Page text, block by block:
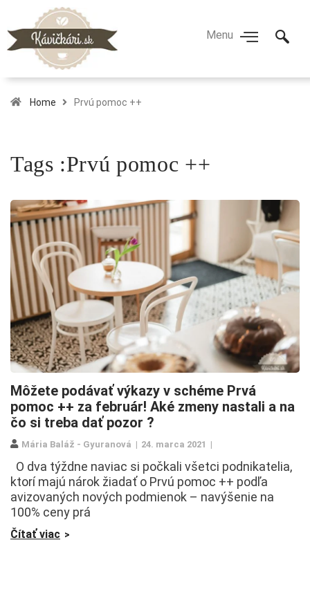
Home Prvú pomoc ++
Tags :Prvú pomoc ++
Môžete podávať výkazy v schéme Prvá
pomoc ++ za február! Aké zmeny nastali a na
čo si treba dať pozor ?
Mária Baláž - Gyuranová 24. marca 2021
O dva týždne naviac si počkali všetci podnikatelia,
ktorí majú nárok žiadať o Prvú pomoc ++ podľa
avizovaných nových podmienok – navýšenie na
100% ceny prá
Čítať viac